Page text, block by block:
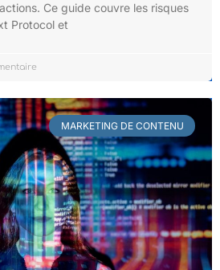
Ce guide couvre les risques
Protocol et
MARKETING DE CONTENU